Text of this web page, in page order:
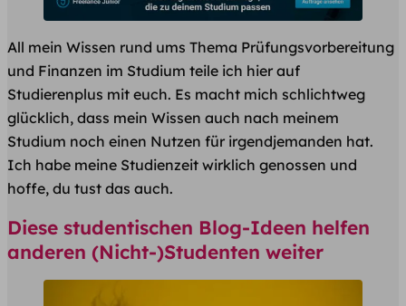
All mein Wissen rund ums Thema Prüfungsvorbereitung​
und Finanzen im Studium teile ich hier auf
Studierenplus mit euch. Es macht mich schlichtweg
glücklich, dass mein Wissen auch nach meinem
Studium noch einen Nutzen für irgendjemanden hat.
Ich habe meine Studienzeit wirklich genossen und
hoffe, du tust das auch.
Diese studentischen Blog-Ideen helfen
anderen (Nicht-)Studenten weiter